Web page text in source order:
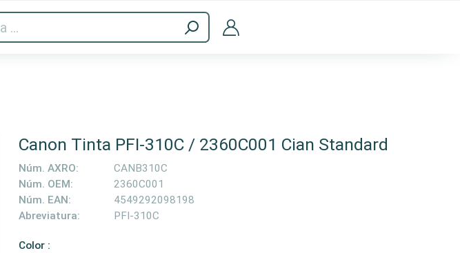
Accesorios informáticos
Canon Tinta PFI-310C / 2360C001 Cian Standard
Núm. AXRO:
CANB310C
Núm. OEM:
2360C001
Núm. EAN:
4549292098198
Abreviatura:
PFI-310C
Color :